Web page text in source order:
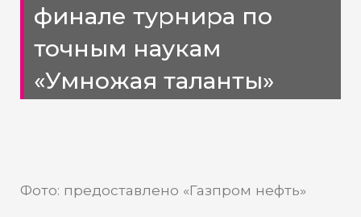
финале турнира по
точным наукам
«Умножая таланты»
Фото: предоставлено «Газпром нефть»